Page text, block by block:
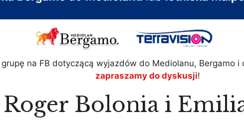
na FB dotyczącą wyjazdów do Mediolanu, Bergamo i
zapraszamy do dyskusji!
Bolonia i